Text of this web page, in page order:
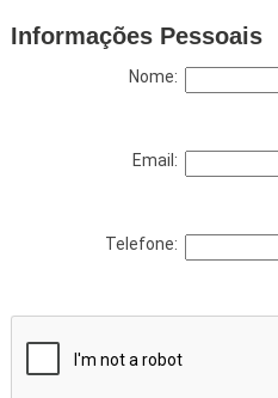
Informações Pessoais
Nome:
Email:
Telefone: